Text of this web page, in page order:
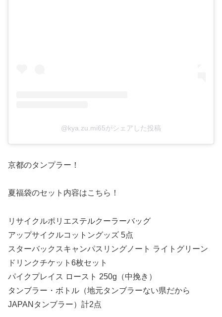
@kya.zu.mi65がシェアした投稿
京都のタンプラー！
夏福袋のセット内容はこちら！
リサイクルポリエステルクーラーバッグ
アップサイクルコットングッズ 5点
スターバックスキャンパスリングノート ライトグリーン
ドリンクチケット6枚セット
パイクプレイス ロースト 250g（中挽き）
タンブラー・ボトル（地元タンブラーない県だから
JAPANタンブラー）計2点